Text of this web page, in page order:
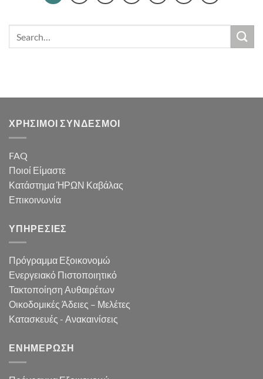
ΧΡΗΣΙΜΟΙ ΣΥΝΔΕΣΜΟΙ
FAQ
Ποιοί Είμαστε
Κατάστημα ΉΡΩΝ Καβάλας
Επικοινωνία
ΥΠΗΡΕΣΙΕΣ
Πρόγραμμα Εξοικονομώ
Ενεργειακό Πιστοποιητικό
Τακτοποίηση Αυθαιρέτων
Οικοδομικές Άδειες – Μελέτες
Κατασκευές - Ανακαινίσεις
ΕΝΗΜΕΡΩΣΗ